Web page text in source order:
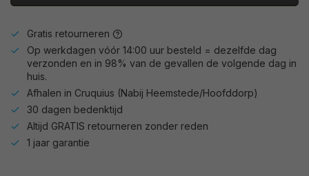
Gratis retourneren
Op werkdagen vóór 14:00 uur besteld = dezelfde dag
verzonden en in 98% van de gevallen de volgende dag in
huis.
Afhalen in Cruquius (Nabij Heemstede/Hoofddorp)
30 dagen bedenktijd
Altijd GRATIS retourneren zonder reden
1 jaar garantie